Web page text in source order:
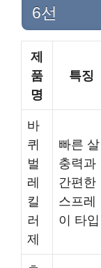
6선
제
품
명
특징
바
퀴
벌
레
킬
러
제
빠른 살
충력과
간편한
스프레
이 타입